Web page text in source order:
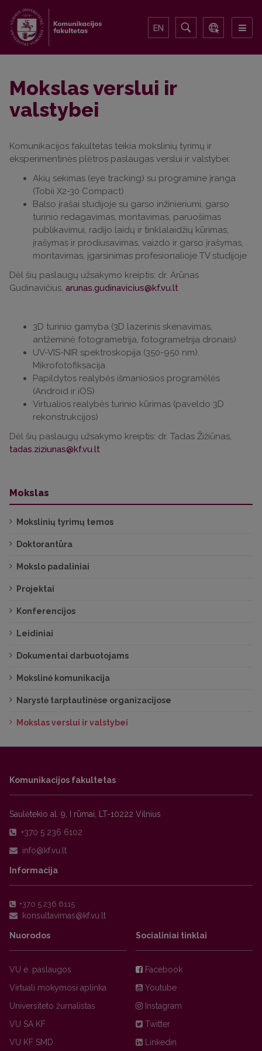
EN
Mokslas verslui ir
valstybei
Komunikacijos fakultetas teikia mokslinių tyrimų ir
eksperimentinės plėtros paslaugas verslui ir valstybei:
Akių sekimas (eye tracking) su programine įranga
(Tobii X2-30 Compact)
Balso įrašai studijoje su garso inžinieriumi, garso
turinio redagavimas, montavimas, paruošimas
publikavimui, radijo laidų ir tinklalaidžių kūrimas,
įrašymas ir prodiusavimas, vaizdo ir garso įrašymas,
montavimas, įgarsinimas profesionalioje TV studijoje
Dėl šių paslaugų užsakymo kreiptis: dr. Arūnas
Gudinavičius, arunas.gudinavicius@kf.vu.lt
3D turinio gamyba (3D lazerinis skenavimas,
antžeminė fotogrametrija, fotogrametrija dronais)
UV-VIS-NIR spektroskopija (350-950 nm).
Mikrofotofiksacija
Papildytos realybės išmaniosios programėlės
(Android ir iOS)
Virtualios realybės turinio kūrimas (paveldo 3D
rekonstrukcijos)
Dėl šių paslaugų užsakymo kreiptis: dr. Tadas Žižiūnas,
tadas.ziziunas@kf.vu.lt
Mokslas
Mokslinių tyrimų temos
Doktorantūra
Mokslo padaliniai
Projektai
Konferencijos
Leidiniai
Dokumentai darbuotojams
Mokslinė komunikacija
Narystė tarptautinėse organizacijose
Mokslas verslui ir valstybei
Komunikacijos fakultetas
Saulėtekio al. 9, I rūmai, LT-10222 Vilnius
+370 5 236 6102
Informacija
+370 5 236 6115
Nuorodos
VU e. paslaugos
Virtuali mokymosi aplinka
Universiteto žurnalistas
VU SA KF
VU KF SMD
Socialiniai tinklai
Facebook
Youtube
Instagram
Twitter
Linkedin